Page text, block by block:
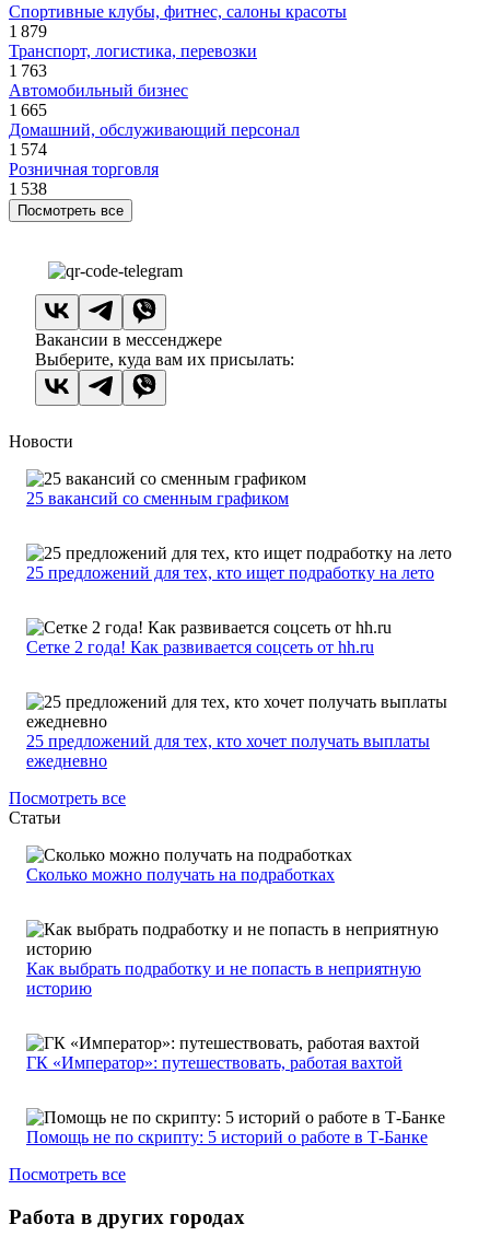
Спортивные клубы, фитнес, салоны красоты
1 879
Транспорт, логистика, перевозки
1 763
Автомобильный бизнес
1 665
Домашний, обслуживающий персонал
1 574
Розничная торговля
1 538
Посмотреть все
Вакансии в мессенджере
Выберите, куда вам их присылать:
Новости
25 вакансий со сменным графиком
25 предложений для тех, кто ищет подработку на лето
Сетке 2 года! Как развивается соцсеть от hh.ru
25 предложений для тех, кто хочет получать выплаты
ежедневно
Посмотреть все
Статьи
Сколько можно получать на подработках
Как выбрать подработку и не попасть в неприятную
историю
ГК «Император»: путешествовать, работая вахтой
Помощь не по скрипту: 5 историй о работе в Т-Банке
Посмотреть все
Работа в других городах